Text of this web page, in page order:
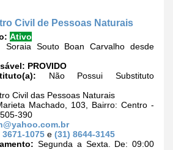
Civil de Pessoas Naturais
Ativo
Soraia Souto Boan Carvalho desde
PROVIDO
Não Possui Substituto
Civil das Pessoas Naturais
Machado, 103, Bairro: Centro -
390
3671-1075 e (31) 8644-3145
Segunda a Sexta. De: 09:00